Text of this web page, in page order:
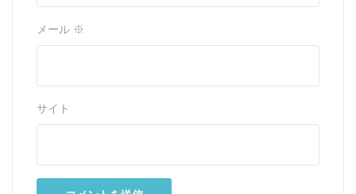
メール ※
サイト